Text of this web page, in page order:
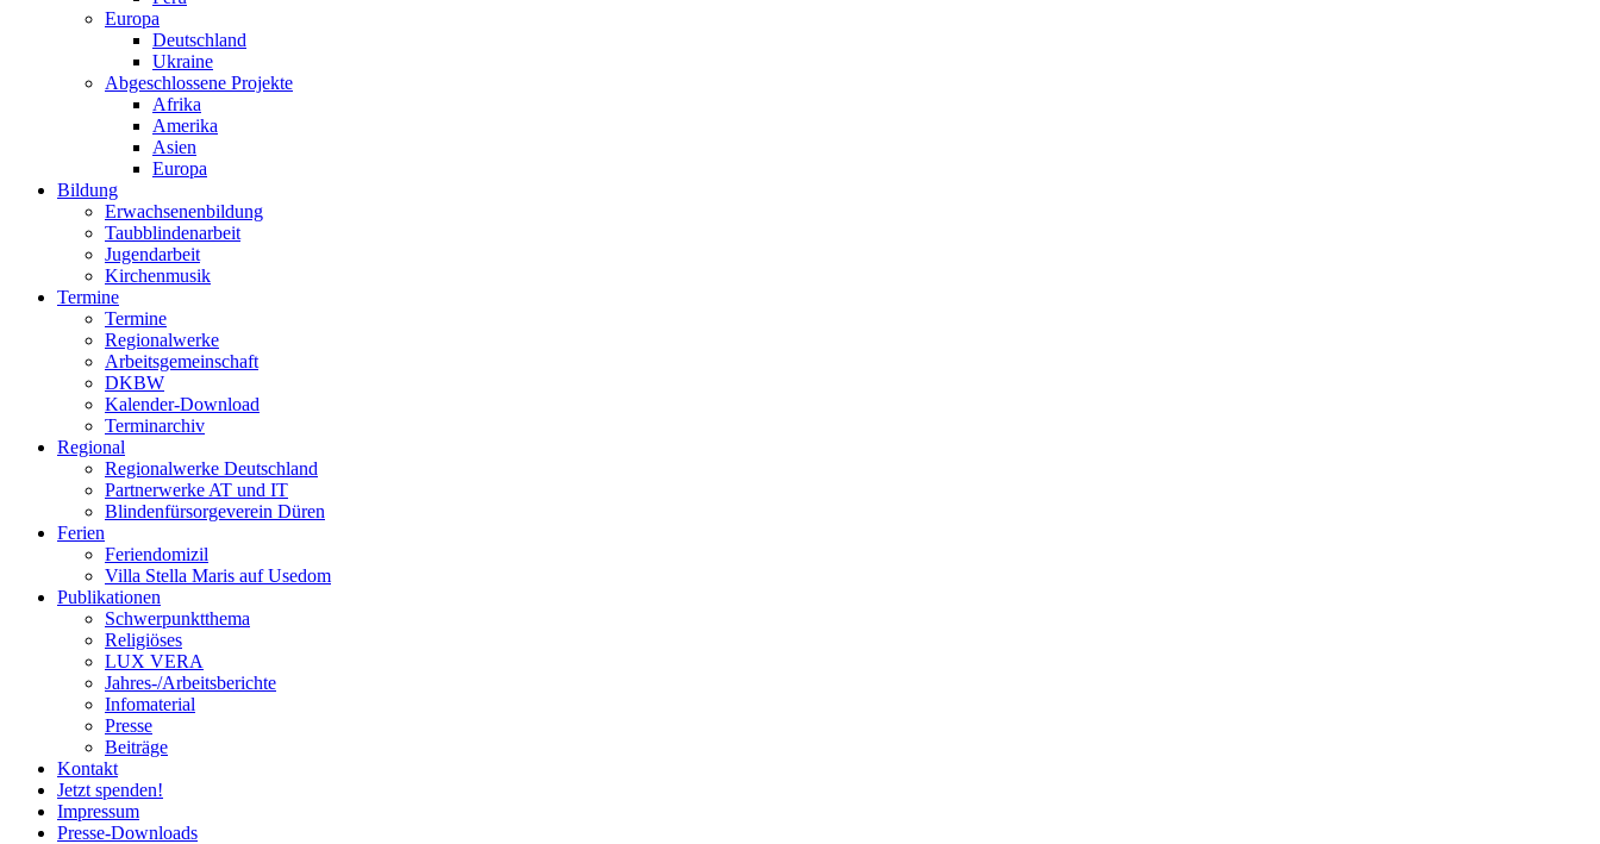
Europa
Deutschland
Ukraine
Abgeschlossene Projekte
Afrika
Amerika
Asien
Europa
Bildung
Erwachsenenbildung
Taubblindenarbeit
Jugendarbeit
Kirchenmusik
Termine
Termine
Regionalwerke
Arbeitsgemeinschaft
DKBW
Kalender-Download
Terminarchiv
Regional
Regionalwerke Deutschland
Partnerwerke AT und IT
Blindenfürsorgeverein Düren
Ferien
Feriendomizil
Villa Stella Maris auf Usedom
Publikationen
Schwerpunktthema
Religiöses
LUX VERA
Jahres-/​Arbeitsberichte
Infomaterial
Presse
Beiträge
Kontakt
Jetzt spenden!
Impressum
Presse-Downloads